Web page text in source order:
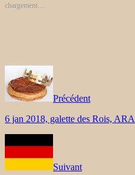
chargement…
Précédent
6 jan 2018, galette des Rois,
Suivant